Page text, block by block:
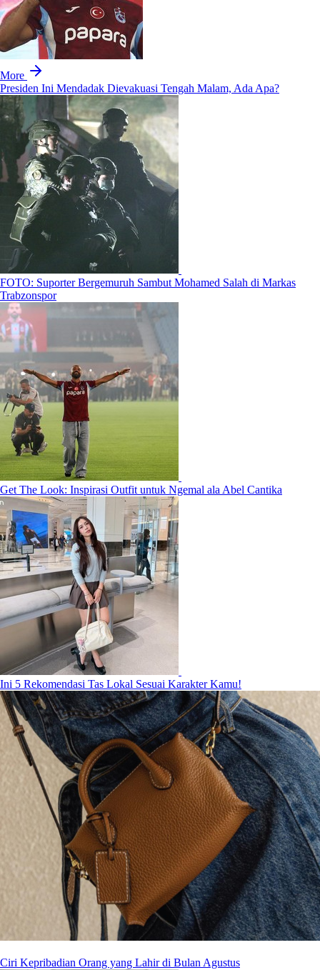
More
Presiden Ini Mendadak Dievakuasi Tengah Malam, Ada Apa?
FOTO: Suporter Bergemuruh Sambut Mohamed Salah di Markas
Trabzonspor
Get The Look: Inspirasi Outfit untuk Ngemal ala Abel Cantika
Ini 5 Rekomendasi Tas Lokal Sesuai Karakter Kamu!
Ciri Kepribadian Orang yang Lahir di Bulan Agustus